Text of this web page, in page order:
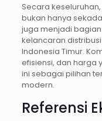
Secara
bukan hanya
juga menjadi
kelancaran
Indonesia Timur.
efisiensi, dan harga
ini sebagai pilihan
modern.
Referensi